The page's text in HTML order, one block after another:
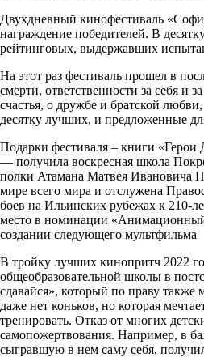
Двухдневный кинофестиваль
награждение победителей. В
рейтинговых, выдержавших
На этот раз фестиваль прошел в
смерти, ответственности за себя
счастья, о дружбе и братской
десятку лучших, и предложенные
Подарки фестиваля – книги
— получила воскресная школа
полки Атамана Матвея Ивановича
мире всего мира и отслужена
боев на Ильинских рубежах к 210-
место в номинации «Анимационный
создании следующего мультфильма
В тройку лучших кинопритч 2022
общеобразовательной школы в
сдавайся», который по праву
даже нет коньков, но которая
тренировать. Отказ от многих
самопожертвования. Например, в
сыгравшую в нем саму себя,